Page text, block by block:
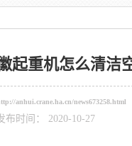
起重机怎么清洁
anhui.crane.ha.cn/news673258.html
布时间： 2020-10-27